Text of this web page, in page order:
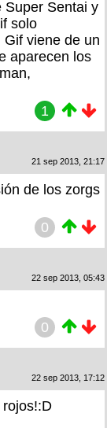
Super Sentai y
solo
viene de un
aparecen los
1
21 sep 2013, 21:17
de los zorgs
0
22 sep 2013, 05:43
0
22 sep 2013, 17:12